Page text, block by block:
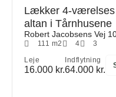
Lækker 4-værelses
altan i Tårnhusene
Robert Jacobsens Vej
111 m2 4
3
Leje
16.000 kr.
Indflytning
64.000 kr.